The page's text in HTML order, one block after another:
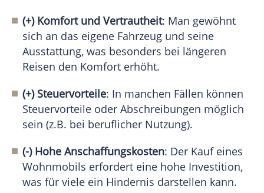
(+) Komfort und Vertrautheit: Man gewöhnt
sich an das eigene Fahrzeug und seine
Ausstattung, was besonders bei längeren
Reisen den Komfort erhöht.
(+) Steuervorteile: In manchen Fällen können
Steuervorteile oder Abschreibungen möglich
sein (z.B. bei beruflicher Nutzung).
(-) Hohe Anschaffungskosten: Der Kauf eines
Wohnmobils erfordert eine hohe Investition,
was für viele ein Hindernis darstellen kann.